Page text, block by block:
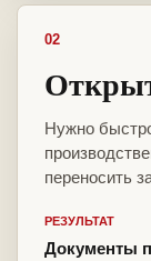
02
Нужно
переносить
РЕЗУЛЬТАТ
Документы